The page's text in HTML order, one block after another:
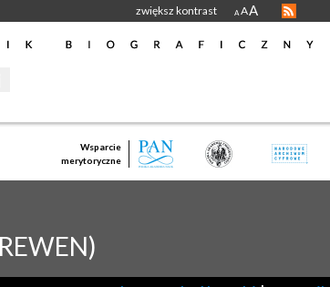
zwiększ kontrast A AA
Wsparcie
merytoryczne